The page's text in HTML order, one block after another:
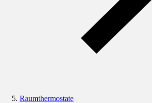
Raumthermostate